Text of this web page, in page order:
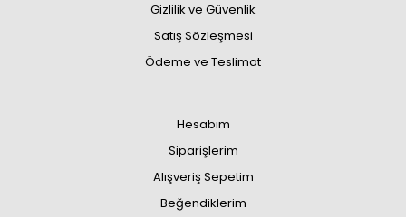
Gizlilik ve Güvenlik
Satış Sözleşmesi
Ödeme ve Teslimat
Hesabım
Siparişlerim
Alışveriş Sepetim
Beğendiklerim